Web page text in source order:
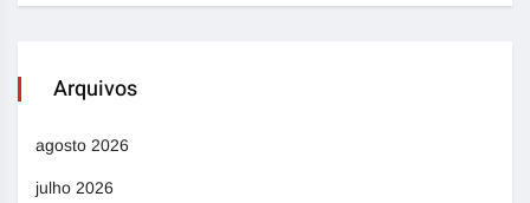
Arquivos
agosto 2026
julho 2026